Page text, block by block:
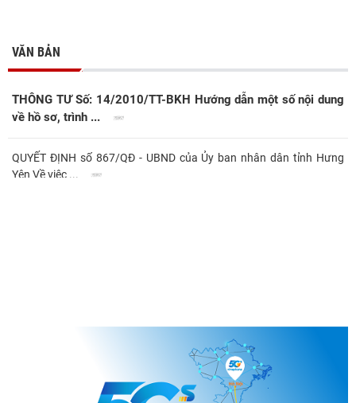
VĂN BẢN
THÔNG TƯ Số: 14/2010/TT-BKH Hướng dẫn một số nội dung
về hồ sơ, trình ...
QUYẾT ĐỊNH số 867/QĐ - UBND của Ủy ban nhân dân tỉnh Hưng
Yên Về việc ...